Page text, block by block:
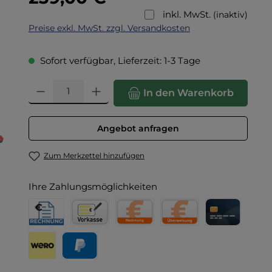
inkl. MwSt. (inaktiv)
Preise exkl. MwSt. zzgl. Versandkosten
Sofort verfügbar, Lieferzeit: 1-3 Tage
Produkt Anzahl: Gib den gewünschten Wert ein oder
In den Warenkorb
Angebot anfragen
Zum Merkzettel hinzufügen
Ihre Zahlungsmöglichkeiten
Rechnung für Behörden
Vorkasse